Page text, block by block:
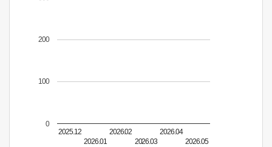
2025.12
2026.01
2026.02
2026.03
2026.04
2026.05
0
100
200